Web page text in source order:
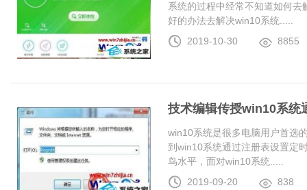
系统的过程中经常不知道如何
好的办法去解决win10系统.....
2019-10-30
8855
技术编辑传授win10系统
win10系统是很多电脑用户首选
到win10系统通过注册表设置定
鸟水平，面对win10系统.....
2019-09-20
838